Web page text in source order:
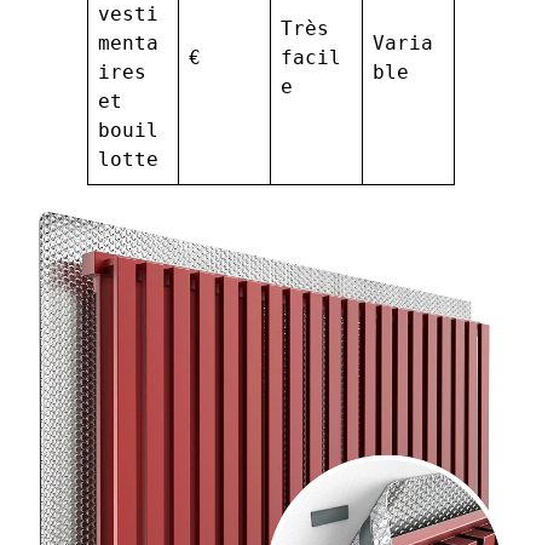
vesti
menta
ires
et
bouil
lotte
€
Très
facil
e
Varia
ble